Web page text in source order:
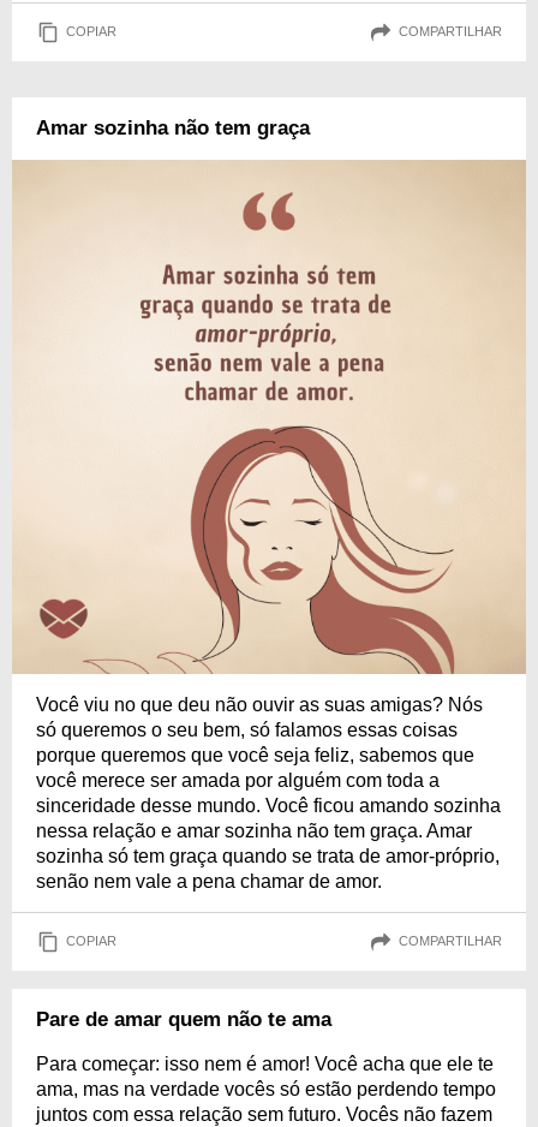
COPIAR COMPARTILHAR
Amar sozinha não tem graça
Você viu no que deu não ouvir as suas amigas? Nós
só queremos o seu bem, só falamos essas coisas
porque queremos que você seja feliz, sabemos que
você merece ser amada por alguém com toda a
sinceridade desse mundo. Você ficou amando sozinha
nessa relação e amar sozinha não tem graça. Amar
sozinha só tem graça quando se trata de amor-próprio,
senão nem vale a pena chamar de amor.
COPIAR COMPARTILHAR
Pare de amar quem não te ama
Para começar: isso nem é amor! Você acha que ele te
ama, mas na verdade vocês só estão perdendo tempo
juntos com essa relação sem futuro. Vocês não fazem